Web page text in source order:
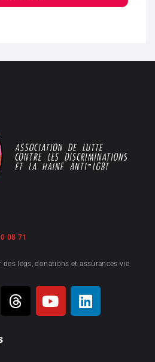
08 71
legs, donations et assurances-vie